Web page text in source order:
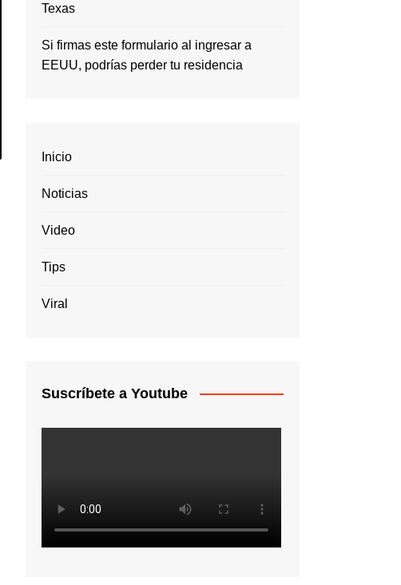
Texas
Si firmas este formulario al ingresar a
EEUU, podrías perder tu residencia
Inicio
Noticias
Video
Tips
Viral
Suscríbete a Youtube